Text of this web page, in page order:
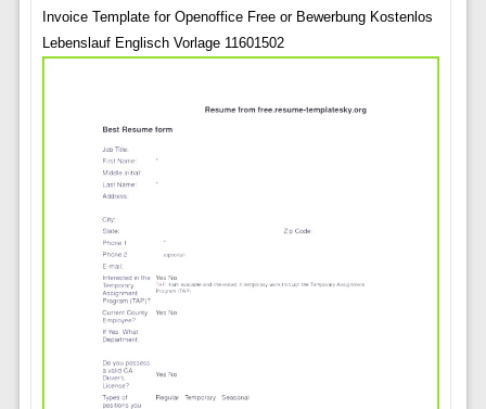
Invoice Template for Openoffice Free or Bewerbung Kostenlos
Lebenslauf Englisch Vorlage 11601502